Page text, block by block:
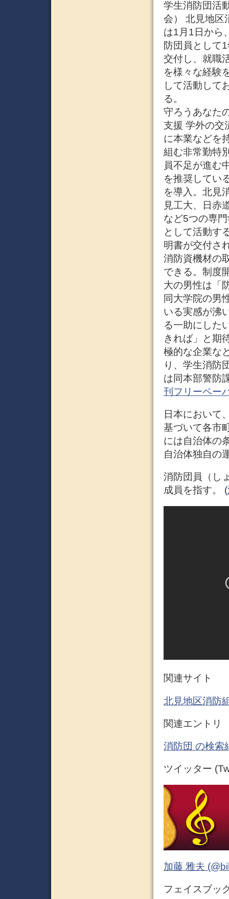
学生消防団活
会） 北見地区
は1月1日から
防団員として
交付し、就職
を様々な経験
して活動して
る。
守ろうあなた
支援 学外の交
に本業などを
組む非常勤特
員不足が進む
を推奨してい
を導入。北見
見工大、日赤
など5つの専
として活動す
明書が交付さ
消防資機材の
できる。制度
大の男性は「
同大学院の男
いる実感が沸
る一助にした
きれば」と期
極的な企業な
り、学生消防
は同本部警防
刊フリーペー
日本において
基づいて各市
には自治体の
自治体独自の
消防団員（し
成員を指す。 (
関連サイト
北見地区消防
関連エントリ
消防団 の検索
ツイッター
加藤 雅夫
フェイスブッ